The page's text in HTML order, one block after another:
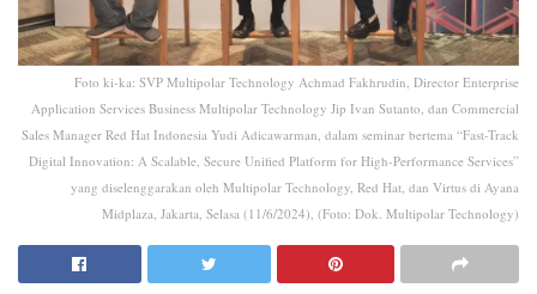
Foto ki-ka: SVP Multipolar Technology Achmad Fakhrudin, Director Enterprise
Application Services Business Multipolar Technology Jip Ivan Sutanto, dan Commercial
Sales Manager Red Hat Indonesia Yudi Adicawarman, dalam seminar bertema “Fast-Track
Digital Innovation: A Scalable, Secure Unified Platform for High-Performance Services”
yang diselenggarakan oleh Multipolar Technology, Red Hat, dan Virtus di Ayana
Midplaza, Jakarta, Selasa (11/6/2024), (Foto: Dok. Multipolar Technology)